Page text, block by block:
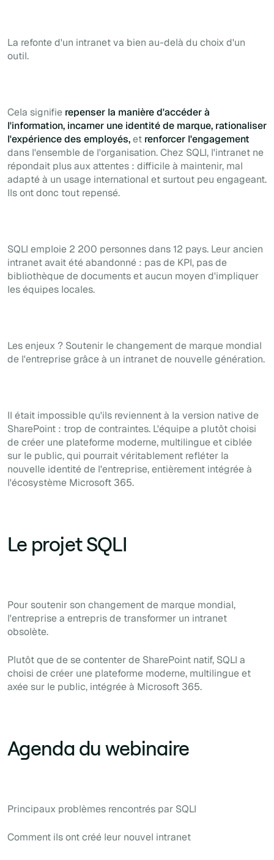
La refonte d'un intranet va bien au-delà du choix d'un
outil.
Cela signifie repenser la manière d'accéder à
l'information, incarner une identité de marque, rationaliser
l'expérience des employés,et renforcer l'engagement
dans l'ensemble de l'organisation. Chez SQLI, l'intranet ne
répondait plus aux attentes : difficile à maintenir, mal
adapté à un usage international et surtout peu engageant.
Ils ont donc tout repensé.
SQLI emploie 2 200 personnes dans 12 pays. Leur ancien
intranet avait été abandonné : pas de KPI, pas de
bibliothèque de documents et aucun moyen d'impliquer
les équipes locales.
Les enjeux ? Soutenir le changement de marque mondial
de l'entreprise grâce à un intranet de nouvelle génération.
Il était impossible qu'ils reviennent à la version native de
SharePoint : trop de contraintes. L'équipe a plutôt choisi
de créer une plateforme moderne, multilingue et ciblée
sur le public, qui pourrait véritablement refléter la
nouvelle identité de l'entreprise, entièrement intégrée à
l'écosystème Microsoft 365.
Le projet SQLI
Pour soutenir son changement de marque mondial,
l'entreprise a entrepris de transformer un intranet
obsolète.
Plutôt que de se contenter de SharePoint natif, SQLI a
choisi de créer une plateforme moderne, multilingue et
axée sur le public, intégrée à Microsoft 365.
Agenda du webinaire
Principaux problèmes rencontrés par SQLI
Comment ils ont créé leur nouvel intranet